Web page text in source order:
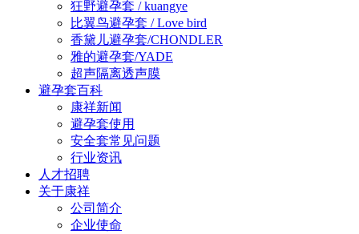
狂野避孕套 / kuangye
比翼鸟避孕套 / Love bird
香黛儿避孕套/CHONDLER
雅的避孕套/YADE
超声隔离透声膜
避孕套百科
康祥新闻
避孕套使用
安全套常见问题
行业资讯
人才招聘
关于康祥
公司简介
企业使命